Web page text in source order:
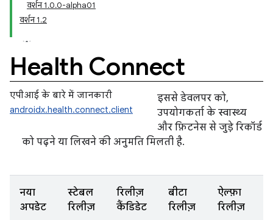
वर्शन 1.0.0-alpha01
वर्शन 1.2
Health Connect
एपीआई के बारे में जानकारी
androidx.health.connect.client
इससे डेवलपर को,
उपयोगकर्ता के स्वास्थ्य
और फ़िटनेस से जुड़े रिकॉर्ड
को पढ़ने या लिखने की अनुमति मिलती है.
नया
अपडेट
स्टेबल
रिलीज़
रिलीज़
कैंडिडेट
बीटा
रिलीज़
ऐल्फ़ा
रिलीज़